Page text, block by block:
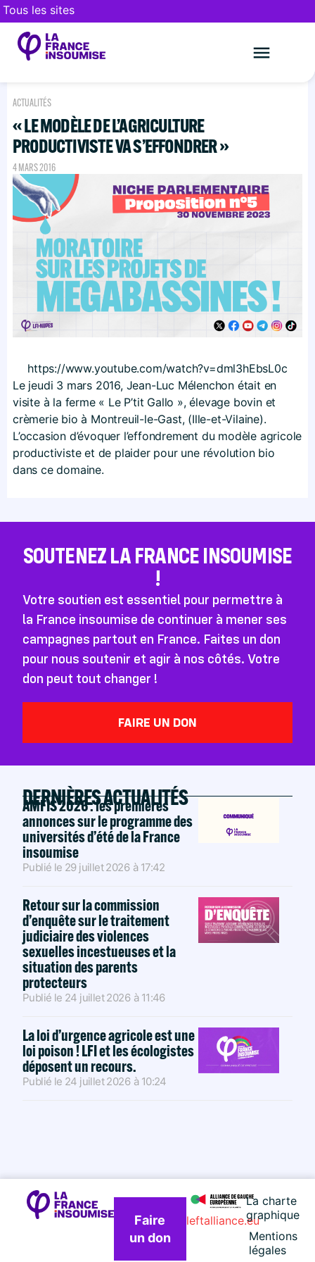
Tous les sites
ACTUALITÉS
« LE MODÈLE DE L’AGRICULTURE
PRODUCTIVISTE VA S’EFFONDRER »
4 MARS 2016
https://​www​.youtube​.com/​w​a​t​c​h​?​v​=​d​m​l​3​h​E​b​s​L0c
Le jeudi 3 mars 2016, Jean-Luc Mélenchon était en
visite à la ferme « Le P’tit Gallo », élevage bovin et
crèmerie bio à Montreuil-le-Gast, (Ille-et-Vilaine).
L’occasion d’évoquer l’effondrement du modèle agricole
productiviste et de plaider pour une révolution bio
dans ce domaine.
SOUTENEZ LA FRANCE INSOUMISE
!
Votre soutien est essentiel pour permettre à
la France insoumise de continuer à mener ses
campagnes partout en France. Faites un don
pour nous soutenir et agir à nos côtés. Votre
don peut tout changer !
FAIRE UN DON
DERNIÈRES ACTUALITÉS
AMFIS 2026 : les premières
annonces sur le programme des
universités d’été de la France
insoumise
Publié le 29 juillet 2026 à 17:42
Retour sur la commission
d’enquête sur le traitement
judiciaire des violences
sexuelles incestueuses et la
situation des parents
protecteurs
Publié le 24 juillet 2026 à 11:46
La loi d’urgence agricole est une
loi poison ! LFI et les écologistes
déposent un recours.
Publié le 24 juillet 2026 à 10:24
Faire
un don
La charte
graphique
Mentions
légales
leftalliance.eu